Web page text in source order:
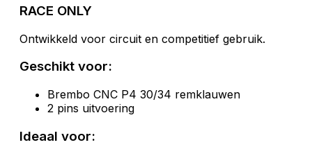
RACE ONLY
Ontwikkeld voor circuit en competitief gebruik.
Geschikt voor:
Brembo CNC P4 30/34 remklauwen
2 pins uitvoering
Ideaal voor: